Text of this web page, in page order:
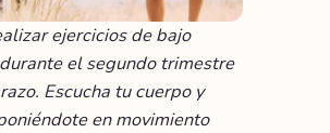
ejercicios de bajo
el segundo trimestre
Escucha tu cuerpo y
en movimiento